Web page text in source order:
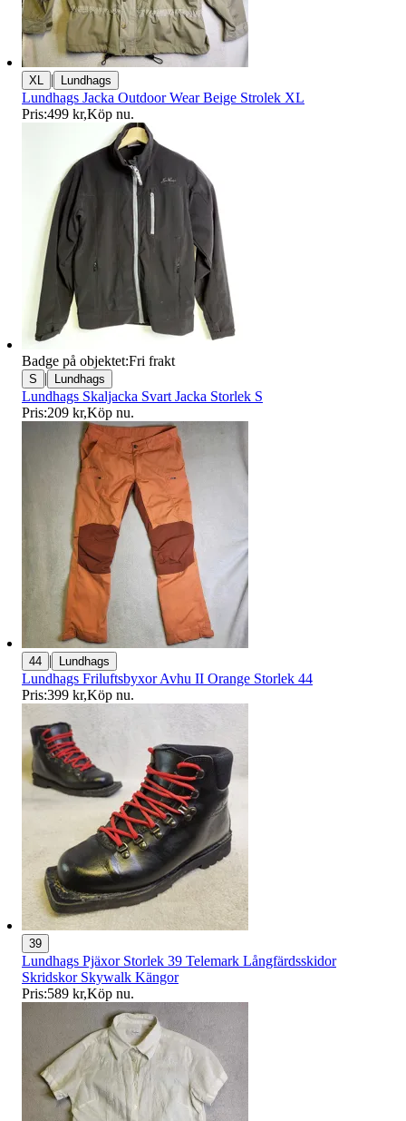
XL | Lundhags
Lundhags Jacka Outdoor Wear Beige Strolek XL
Pris:499 kr,Köp nu.
Badge på objektet:Fri frakt
S | Lundhags
Lundhags Skaljacka Svart Jacka Storlek S
Pris:209 kr,Köp nu.
44 | Lundhags
Lundhags Friluftsbyxor Avhu II Orange Storlek 44
Pris:399 kr,Köp nu.
39
Lundhags Pjäxor Storlek 39 Telemark Långfärdsskidor
Skridskor Skywalk Kängor
Pris:589 kr,Köp nu.